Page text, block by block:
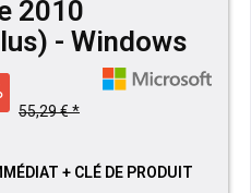
2010
- Windows
55,29 € *
+ CLÉ DE PRODUIT